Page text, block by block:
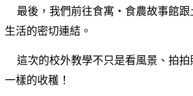
最後，我們前往食寓・食農故事館
生活的密切連結。
這次的校外教學不只是看風景、拍
一樣的收穫！